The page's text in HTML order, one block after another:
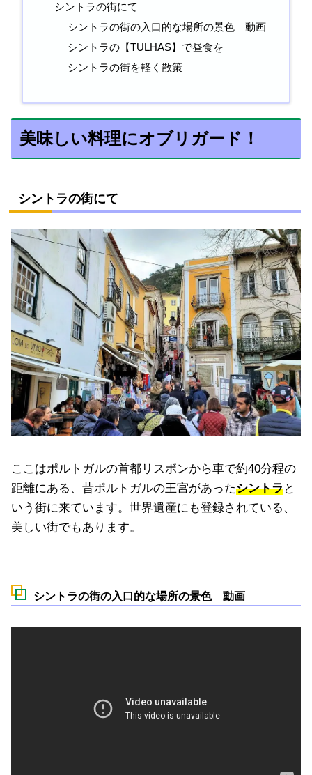
シントラの街にて
シントラの街の入口的な場所の景色 動画
シントラの【TULHAS】で昼食を
シントラの街を軽く散策
美味しい料理にオブリガード！
シントラの街にて
ここはポルトガルの首都リスボンから車で約40分程の
距離にある、昔ポルトガルの王宮があったシントラと
いう街に来ています。世界遺産にも登録されている、
美しい街でもあります。
シントラの街の入口的な場所の景色 動画